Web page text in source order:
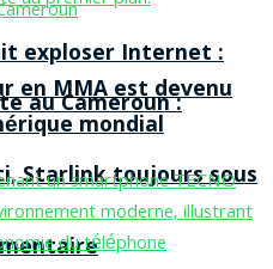
au Cameroun :
Starlink toujours sous
exploser Internet :
en MMA est devenu
mondial